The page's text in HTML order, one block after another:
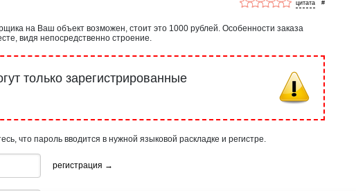
#
на Ваш объект возможен, стоит это 1000 рублей. Особенности заказа
видя непосредственно строение.
только зарегистрированные
что пароль вводится в нужной языковой раскладке и регистре.
регистрация →